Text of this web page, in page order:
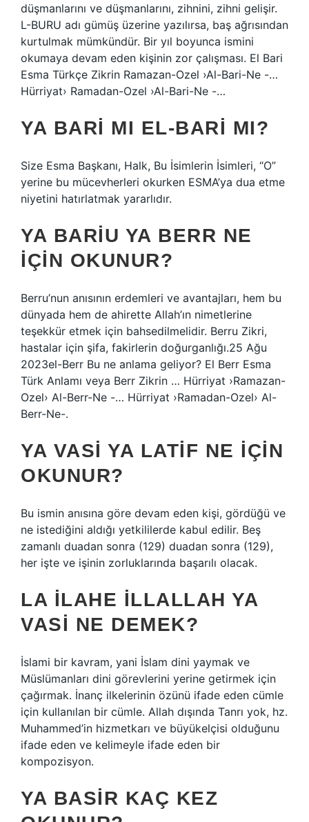
düşmanlarını ve düşmanlarını, zihnini, zihni gelişir.
L-BURU adı gümüş üzerine yazılırsa, baş ağrısından
kurtulmak mümkündür. Bir yıl boyunca ismini
okumaya devam eden kişinin zor çalışması. El Bari
Esma Türkçe Zikrin Ramazan-Ozel ›Al-Bari-Ne -…
Hürriyat› Ramadan-Ozel ›Al-Bari-Ne -…
YA BARI MI EL-BARI MI?
Size Esma Başkanı, Halk, Bu İsimlerin İsimleri, “O”
yerine bu mücevherleri okurken ESMA’ya dua etme
niyetini hatırlatmak yararlıdır.
YA BARIU YA BERR NE
IÇIN OKUNUR?
Berru’nun anısının erdemleri ve avantajları, hem bu
dünyada hem de ahirette Allah’ın nimetlerine
teşekkür etmek için bahsedilmelidir. Berru Zikri,
hastalar için şifa, fakirlerin doğurganlığı.25 Ağu
2023el-Berr Bu ne anlama geliyor? El Berr Esma
Türk Anlamı veya Berr Zikrin … Hürriyat ›Ramazan-
Ozel› Al-Berr-Ne -… Hürriyat ›Ramadan-Ozel› Al-
Berr-Ne-.
YA VASI YA LATIF NE IÇIN
OKUNUR?
Bu ismin anısına göre devam eden kişi, gördüğü ve
ne istediğini aldığı yetkililerde kabul edilir. Beş
zamanlı duadan sonra (129) duadan sonra (129),
her işte ve işinin zorluklarında başarılı olacak.
LA ILAHE ILLALLAH YA
VASI NE DEMEK?
İslami bir kavram, yani İslam dini yaymak ve
Müslümanları dini görevlerini yerine getirmek için
çağırmak. İnanç ilkelerinin özünü ifade eden cümle
için kullanılan bir cümle. Allah dışında Tanrı yok, hz.
Muhammed’in hizmetkarı ve büyükelçisi olduğunu
ifade eden ve kelimeyle ifade eden bir
kompozisyon.
YA BASIR KAÇ KEZ